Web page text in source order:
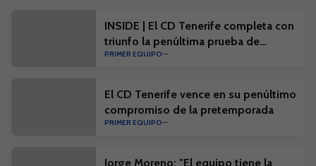
INSIDE | El CD Tenerife completa con
triunfo la penúltima prueba de
pretemporada
PRIMER EQUIPO
El CD Tenerife vence en su penúltimo
compromiso de la pretemporada
PRIMER EQUIPO
Jorge Moreno: "El equipo tiene la